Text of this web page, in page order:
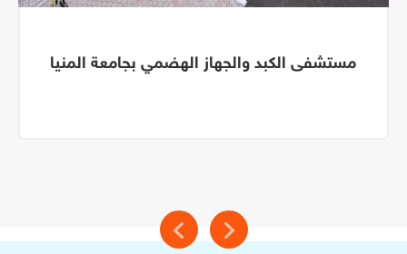
مستشفى الكبد والجهاز الهضمي بجامعة المنيا